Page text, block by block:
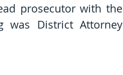
prosecutor with the
was District Attorney